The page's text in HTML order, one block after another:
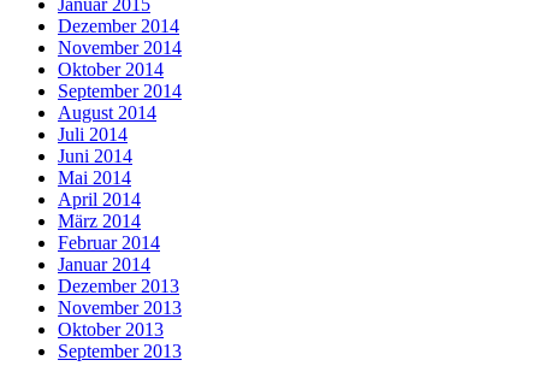
Dezember 2014
November 2014
Oktober 2014
September 2014
August 2014
Juli 2014
Juni 2014
Mai 2014
April 2014
März 2014
Februar 2014
Januar 2014
Dezember 2013
November 2013
Oktober 2013
September 2013